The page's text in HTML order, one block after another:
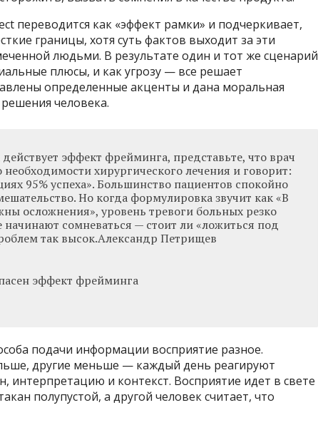
переводится как «эффект рамки» и подчеркивает,
границы, хотя суть фактов выходит за эти
людьми. В результате один и тот же сценарий
плюсы, и как угрозу — все решает
определенные акценты и дана моральная
человека.
эффект фрейминга, представьте, что врач
хирургического лечения и говорит:
95% успеха». Большинство пациентов спокойно
Но когда формулировка звучит как «В
осложнения», уровень тревоги больных резко
начинают сомневаться — стоит ли «ложиться под
так высок.Александр Петрищев
подачи информации восприятие разное.
другие меньше — каждый день реагируют
интерпретацию и контекст. Восприятие идет в свете
полупустой, а другой человек считает, что